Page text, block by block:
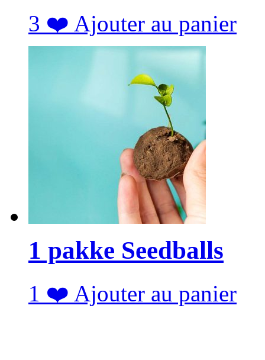
3 ❤️ Ajouter au panier
1 pakke Seedballs
1 ❤️ Ajouter au panier